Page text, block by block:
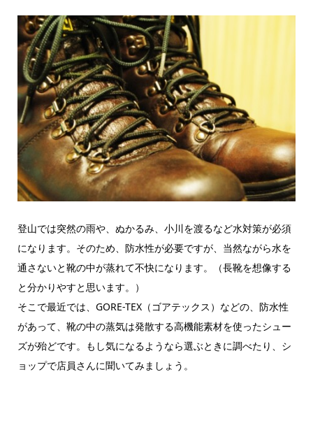
登山では突然の雨や、ぬかるみ、小川を渡るなど水対策が必須
になります。そのため、防水性が必要ですが、当然ながら水を
通さないと靴の中が蒸れて不快になります。（長靴を想像する
と分かりやすと思います。）
そこで最近では、GORE-TEX（ゴアテックス）などの、防水性
があって、靴の中の蒸気は発散する高機能素材を使ったシュー
ズが殆どです。もし気になるようなら選ぶときに調べたり、シ
ョップで店員さんに聞いてみましょう。